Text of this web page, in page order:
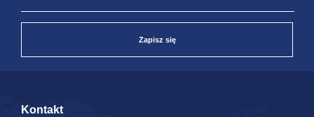
Zapisz się
Kontakt